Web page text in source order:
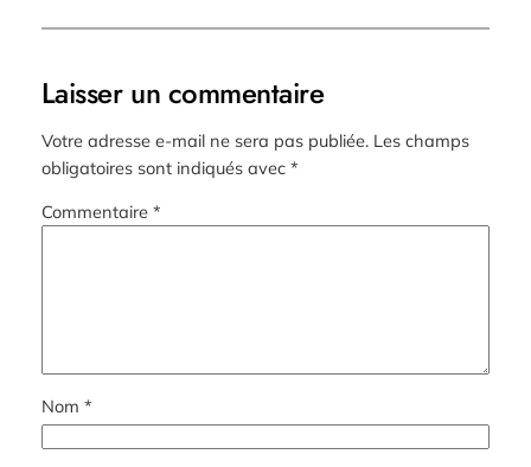
Laisser un commentaire
Votre adresse e-mail ne sera pas publiée. Les champs
obligatoires sont indiqués avec *
Commentaire *
Nom *